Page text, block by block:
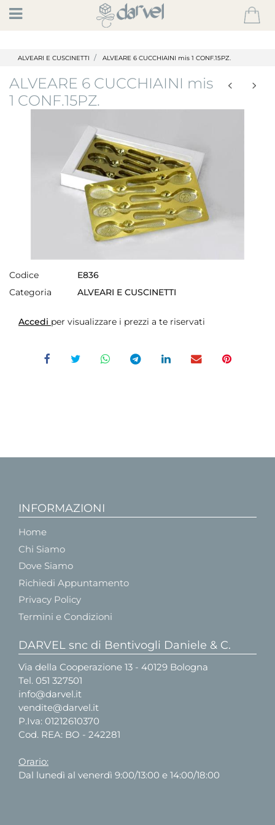
Open
ALVEARI E CUSCINETTI ALVEARE 6 CUCCHIAINI mis 1 CONF.15PZ.
ALVEARE 6 CUCCHIAINI mis
1 CONF.15PZ.
Codice
E836
Categoria
ALVEARI E CUSCINETTI
Accedi per visualizzare i prezzi a te riservati
INFORMAZIONI
Home
Chi Siamo
Dove Siamo
Richiedi Appuntamento
Privacy Policy
Termini e Condizioni
DARVEL snc di Bentivogli Daniele & C.
Via della Cooperazione 13 - 40129 Bologna
Tel. 051 327501
info@darvel.it
vendite@darvel.it
P.Iva: 01212610370
Cod. REA: BO - 242281
Orario:
Dal lunedì al venerdì 9:00/13:00 e 14:00/18:00